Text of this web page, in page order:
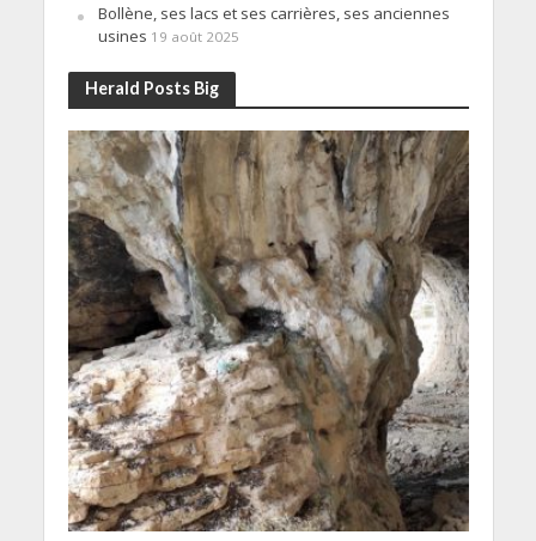
Bollène, ses lacs et ses carrières, ses anciennes
usines 19 août 2025
Herald Posts Big